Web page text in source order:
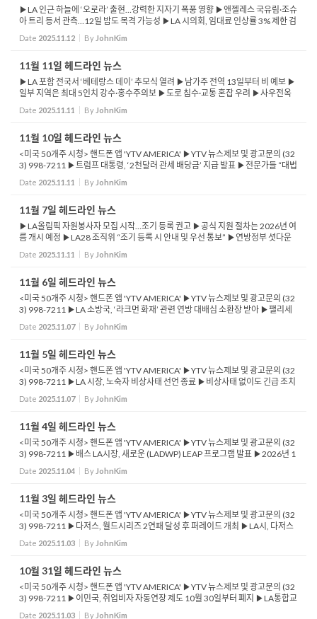
▶LA 인근 하늘에 ‘오로라’ 출현…강력한 지자기 폭풍 영향 ▶앤젤레스 국유림·조슈
아 트리 등서 관측…12일 밤도 목격 가능성 ▶LA 시의회, 임대료 인상률 3% 제한 검
토 ▶연간 인상률 3% 또는 물가지수의 60% 중 낮은 수치 적용 ...
Date 2025.11.12 By JohnKim
11월 11일 헤드라인 뉴스
▶LA 포함 전국서 ‘베테랑스 데이’ 추모식 열려 ▶남가주 전역 13일부터 비 예보 ▶
일부 지역은 최대 5인치 강수·홍수주의보 ▶도로 침수·교통 혼잡 우려 ▶사우전옥
스서 미니밴 훔친 여성 4개 카운티 지나 멕시코로 탈출 ▶국경 도주형 ...
Date 2025.11.11 By JohnKim
11월 10일 헤드라인 뉴스
<미국 50개주 시청> 핸드폰 앱 'YTV AMERICA' ▶YTV 뉴스제보 및 광고문의 (32
3) 998-7211 ▶트럼프 대통령, ‘2천달러 관세 배당금’ 지급 발표 ▶전문가들 “대법
원 판결 앞둔 여론전용 전략” 해석 ▶행정부, 50년 모기지 도입 추...
Date 2025.11.11 By JohnKim
11월 7일 헤드라인 뉴스
▶LA올림픽 자원봉사자 모집 시작…조기 등록 권고 ▶공식 지원 절차는 2026년 여
름 개시 예정 ▶LA28 조직위 “조기 등록 시 안내 및 우선 통보” ▶연방정부 셧다운
에 SBA 대출 중단…중소기업 비상 ▶신규·기존 스몰비즈니스 대출 ...
Date 2025.11.11 By JohnKim
11월 6일 헤드라인 뉴스
<미국 50개주 시청> 핸드폰 앱 'YTV AMERICA' ▶YTV 뉴스제보 및 광고문의 (32
3) 998-7211 ▶LA 소방국, ‘라크먼 화재’ 관련 연방 대배심 소환장 받아 ▶팰리세
이즈 산불 전 발생한 화재의 재점화 원인과 대응 과정 조사 ▶미 행정부, 무료 ...
Date 2025.11.07 By JohnKim
11월 5일 헤드라인 뉴스
<미국 50개주 시청> 핸드폰 앱 'YTV AMERICA' ▶YTV 뉴스제보 및 광고문의 (32
3) 998-7211 ▶LA 시장, 노숙자 비상사태 선언 종료 ▶비상사태 없이도 긴급 조치
가능 ▶YMCA(LA), SNAP 혜택 상실 주민들에게 식량 지원 ▶Feed LA 식량 배급
프로그램으로 7...
Date 2025.11.07 By JohnKim
11월 4일 헤드라인 뉴스
<미국 50개주 시청> 핸드폰 앱 'YTV AMERICA' ▶YTV 뉴스제보 및 광고문의 (32
3) 998-7211 ▶배스 LA시장, 새로운 (LADWP) LEAP 프로그램 발표 ▶2026년 1
2월까지 잔디밭을 물 절약형 정원으로 전환 ▶11월 4일 선거 주민발의안 50 투표
결과에 관심 집중 ...
Date 2025.11.04 By JohnKim
11월 3일 헤드라인 뉴스
<미국 50개주 시청> 핸드폰 앱 'YTV AMERICA' ▶YTV 뉴스제보 및 광고문의 (32
3) 998-7211 ▶다저스, 월드시리즈 2연패 달성 후 퍼레이드 개최 ▶LA시, 다저스
우승 축하 거리 인파 중 최소 7명 체포 ▶LA 카운티, 11월 4일 특별선거 대비 투표소
140곳 ...
Date 2025.11.03 By JohnKim
10월 31일 헤드라인 뉴스
<미국 50개주 시청> 핸드폰 앱 'YTV AMERICA' ▶YTV 뉴스제보 및 광고문의 (32
3) 998-7211 ▶이민국, 취업비자 자동연장 제도 10월 30일부터 폐지 ▶LA통합교
육국, SNAP 중단 학생에 하루 세 끼 무료 제공 ▶트럼프 행정부, 셧다운으로 항공편
Date 2025.11.03 By JohnKim